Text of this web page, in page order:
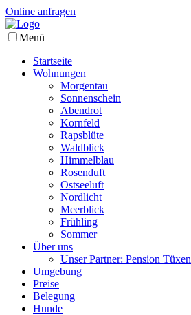
Online anfragen
Menü
Startseite
Wohnungen
Morgentau
Sonnenschein
Abendrot
Kornfeld
Rapsblüte
Waldblick
Himmelblau
Rosenduft
Ostseeluft
Nordlicht
Meerblick
Frühling
Sommer
Über uns
Unser Partner: Pension Tüxen
Umgebung
Preise
Belegung
Hunde